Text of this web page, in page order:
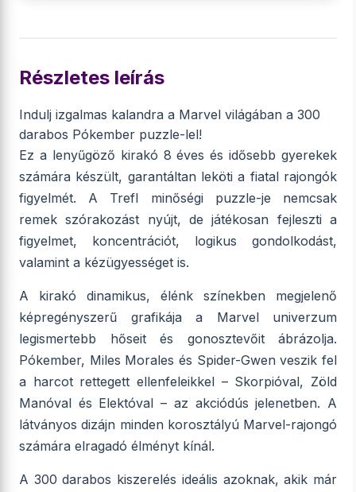
Részletes leírás
Indulj izgalmas kalandra a Marvel világában a 300
darabos Pókember puzzle-lel!
Ez a lenyűgöző kirakó 8 éves és idősebb gyerekek
számára készült, garantáltan leköti a fiatal rajongók
figyelmét. A Trefl minőségi puzzle-je nemcsak
remek szórakozást nyújt, de játékosan fejleszti a
figyelmet, koncentrációt, logikus gondolkodást,
valamint a kézügyességet is.
A kirakó dinamikus, élénk színekben megjelenő
képregényszerű grafikája a Marvel univerzum
legismertebb hőseit és gonosztevőit ábrázolja.
Pókember, Miles Morales és Spider-Gwen veszik fel
a harcot rettegett ellenfeleikkel – Skorpióval, Zöld
Manóval és Elektóval – az akciódús jelenetben. A
látványos dizájn minden korosztályú Marvel-rajongó
számára elragadó élményt kínál.
A 300 darabos kiszerelés ideális azoknak, akik már